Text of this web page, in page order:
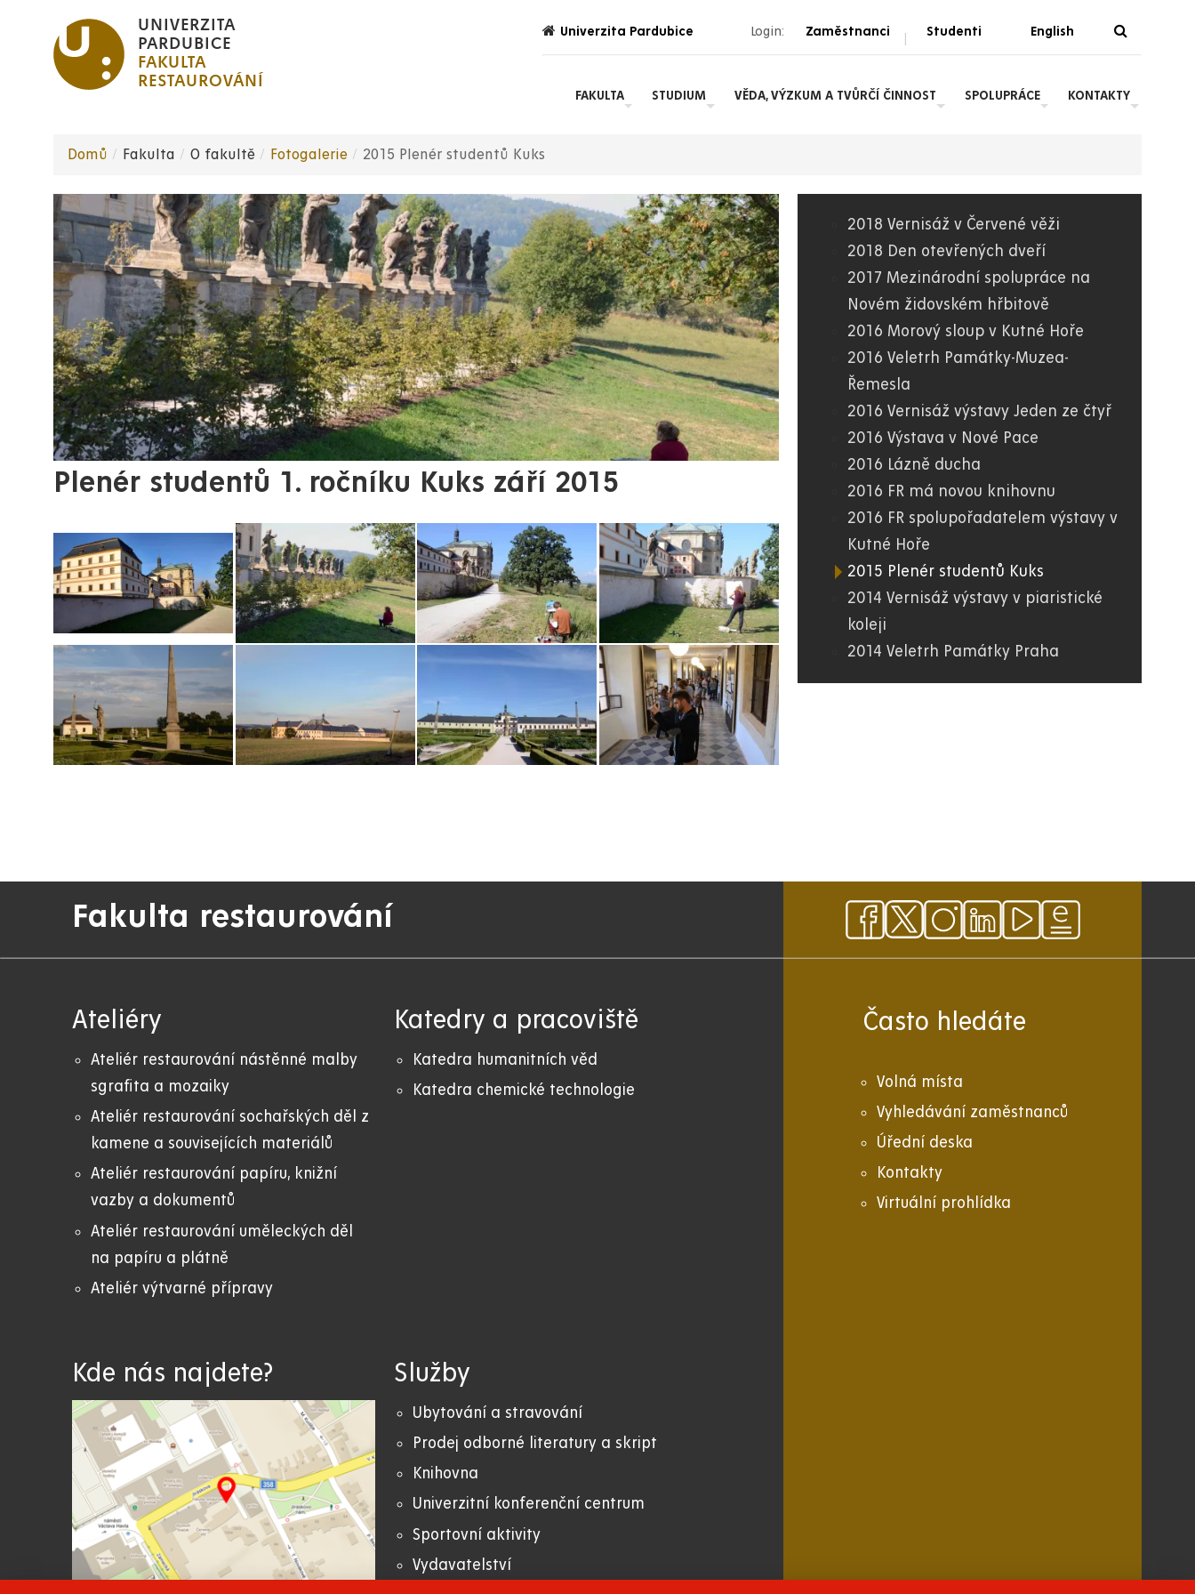
hlavnímu
UNIVERZITA
PARDUBICE
FAKULTA
RESTAUROVÁNÍ
Univerzita Pardubice Login: Zaměstnanci | Studenti English
FAKULTA STUDIUM VĚDA, VÝZKUM A TVŮRČÍ ČINNOST SPOLUPRÁCE KONTAKTY
navigace
Domů Fakulta O fakultě Fotogalerie 2015 Plenér studentů Kuks
Plenér studentů 1. ročníku Kuks září 2015
07.
FR
2018 Vernisáž v Červené věži
2018 Den otevřených dveří
2017 Mezinárodní spolupráce na
Novém židovském hřbitově
2016 Morový sloup v Kutné Hoře
2016 Veletrh Památky-Muzea-
Řemesla
2016 Vernisáž výstavy Jeden ze čtyř
2016 Výstava v Nové Pace
2016 Lázně ducha
2016 FR má novou knihovnu
2016 FR spolupořadatelem výstavy v
Kutné Hoře
2015 Plenér studentů Kuks
2014 Vernisáž výstavy v piaristické
koleji
2014 Veletrh Památky Praha
Fakulta restaurování
Ateliéry
Ateliér restaurování nástěnné malby
sgrafita a mozaiky
Ateliér restaurování sochařských děl z
kamene a souvisejících materiálů
Ateliér restaurování papíru, knižní
vazby a dokumentů
Ateliér restaurování uměleckých děl
na papíru a plátně
Ateliér výtvarné přípravy
Katedry a pracoviště
Katedra humanitních věd
Katedra chemické technologie
Kde nás najdete? Služby
Ubytování a stravování
Prodej odborné literatury a skript
Knihovna
Univerzitní konferenční centrum
Sportovní aktivity
Vydavatelství
Často hledáte
Volná místa
Vyhledávání zaměstnanců
Úřední deska
Kontakty
Virtuální prohlídka